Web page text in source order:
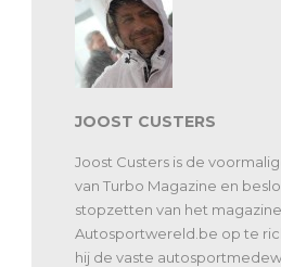
JOOST CUSTERS
Joost Custers is de
van Turbo Magazine en
stopzetten van het magazine
Autosportwereld.be op te
hij de vaste